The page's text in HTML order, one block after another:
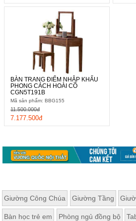
BÀN TRANG ĐIỂM NHẬP KHẨU
PHONG CÁCH HOÀI CỔ
CGN5T191B
Mã sản phẩm: BBG155
7.177.500đ
11.500.000đ
Giường Công Chúa Giường Tầng
Bàn học trẻ em Phòng ngủ đồng bộ